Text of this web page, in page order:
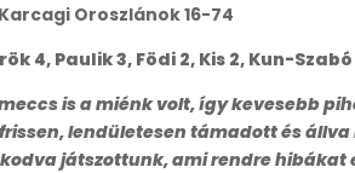
Oroszlánok 16-74
4, Paulik 3, Födi 2, Kis 2, Kun-
is a miénk volt, így kevesebb
lendületesen támadott és
játszottunk, ami rendre